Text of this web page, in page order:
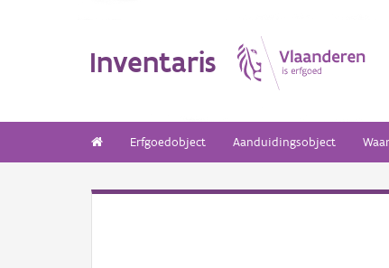
Inventaris
Erfgoedobject Aanduidingsobject